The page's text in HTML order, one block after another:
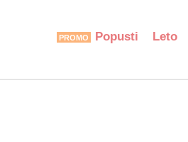
Popusti Leto